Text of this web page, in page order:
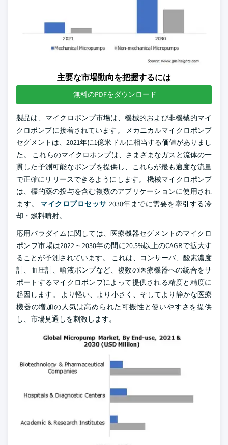
主要な市場動向を把握するには
無料のPDFをダウンロード
製品は、マイクロポンプ市場は、機械的および非機械的マイ
クロポンプに接着されています。 メカニカルマイクロポンプ
セグメントは、2021年に1億米ドルに相当する価値がありまし
た。 これらのマイクロポンプは、さまざまなガスと流体の一
貫した予測可能なポンプを提供し、これらが最も適度な流量
で正確にリリースできるようにします。 機械マイクロポンプ
は、標的薬の投与を含む複数のアプリケーションに使用され
ます。 マイクロプロセッサ 2030年までに需要を牽引する冷
却・燃料噴射。
応用パラダイムに関しては、医療機器セグメントのマイクロ
ポンプ市場は2022～2030年の間に20.5%以上のCAGRで拡大す
ることが予測されています。 これは、コンサーバ、酸素濃度
計、血圧計、輸液ポンプなど、複数の医療機器への統合をサ
ポートするマイクロポンプによって提供される精度と精度に
起因します。 より軽い、より小さく、そしてより静かな医療
機器の増加の人気は高められた可搬性と使いやすさを提供
し、市場見通しを刺激します。